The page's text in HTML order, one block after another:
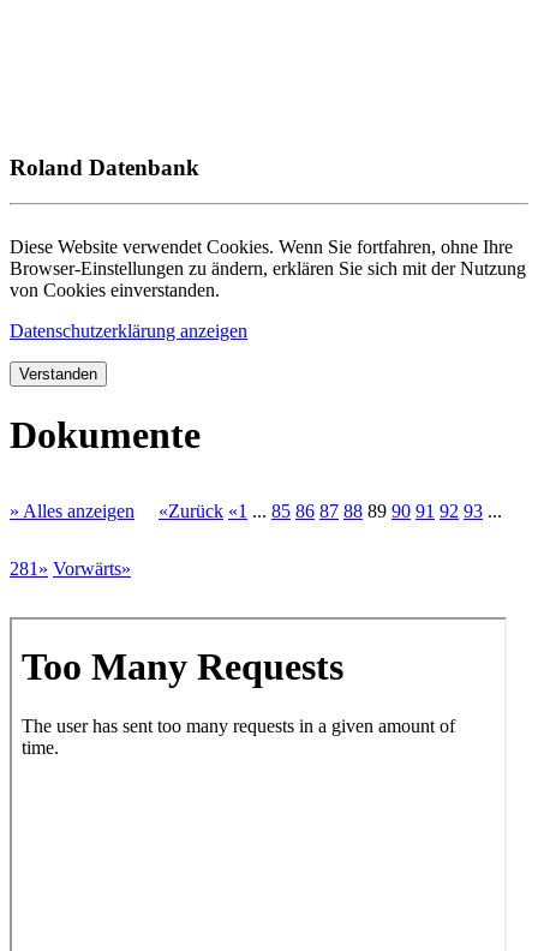
Roland Datenbank
Diese Website verwendet Cookies. Wenn Sie fortfahren, ohne Ihre
Browser-Einstellungen zu ändern, erklären Sie sich mit der Nutzung
von Cookies einverstanden.
Datenschutzerklärung anzeigen
Verstanden
Dokumente
» Alles anzeigen «Zurück «1 ... 85 86 87 88 89 90 91 92 93 ...
281» Vorwärts»